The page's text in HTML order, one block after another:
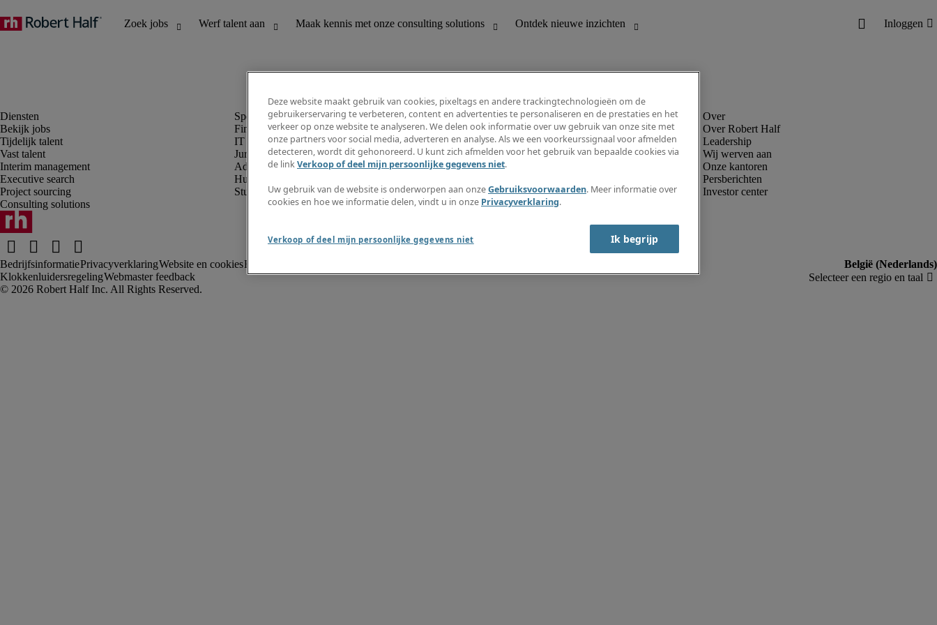
Bekijk jobs
Tijdelijk talent
Vast talent
Interim management
Executive search
Project sourcing
Consulting solutions
Finance en boekhouding
IT en digital
Juridisch
Administratie en office support
Human resources
Student
Ontdek nieuwe inzichten
Jobomschrijvingen
Salarisgids
Timesheets
Maak een jobalert aan
Informatiecentrum
Over Robert Half
Leadership
Wij werven aan
Onze kantoren
Persberichten
Investor center
BedrijfsinformatiePrivacyverklaringWebsite en cookiesRekruteringsvoorwaarden
KlokkenluidersregelingWebmaster feedback
Deze website maakt gebruik van cookies, pixeltags en andere trackingtechnologieën om de
gebruikerservaring te verbeteren, content en advertenties te personaliseren en de prestaties en het
verkeer op onze website te analyseren. We delen ook informatie over uw gebruik van onze site met
onze partners voor social media, adverteren en analyse. Als we een voorkeurssignaal voor afmelden
detecteren, wordt dit gehonoreerd. U kunt zich afmelden voor het gebruik van bepaalde cookies via
de linkVerkoop of deel mijn persoonlijke gegevens niet.
Uw gebruik van de website is onderworpen aan onzeGebruiksvoorwaarden. Meer informatie over
cookies en hoe we informatie delen, vindt u in onze Privacyverklaring.
Verkoop of deel mijn persoonlijke gegevens niet Ik begrijp